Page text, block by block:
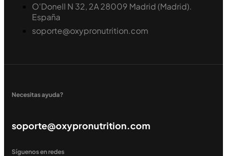
O'Donell N 32, 2A 28009 Madrid (Madrid).
España
soporte@oxypronutrition.com
Necesitas ayuda?
soporte@oxypronutrition.com
Síguenos en redes